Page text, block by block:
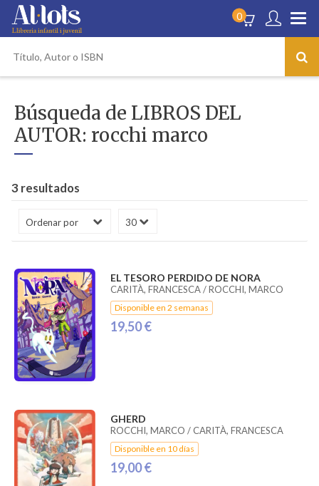
0
Búsqueda de LIBROS DEL
AUTOR: rocchi marco
3 resultados
EL TESORO PERDIDO DE NORA
CARITÀ, FRANCESCA / ROCCHI, MARCO
Disponible en 2 semanas
19,50 €
GHERD
ROCCHI, MARCO / CARITÀ, FRANCESCA
Disponible en 10 días
19,00 €